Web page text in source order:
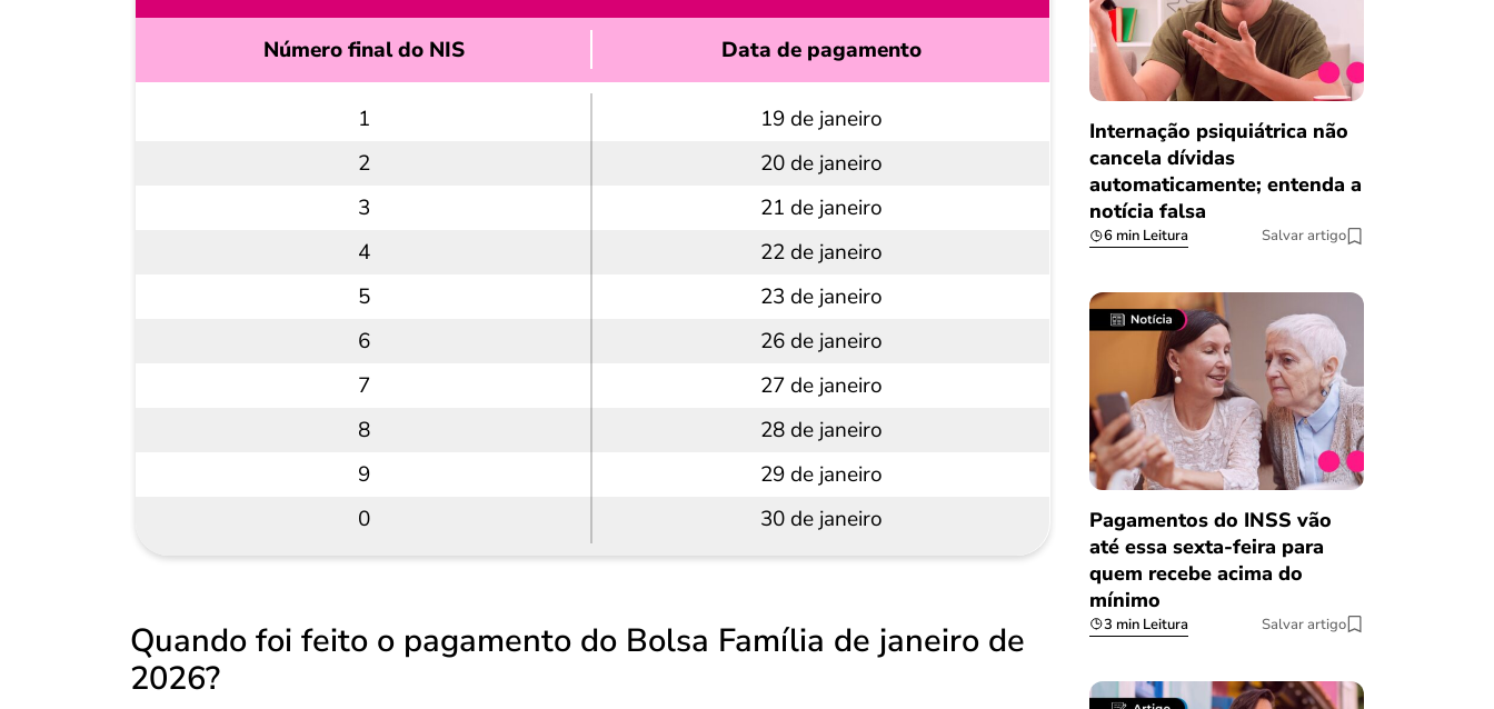
Número final do NIS Data de pagamento
1
19 de janeiro
2
20 de janeiro
3
21 de janeiro
4
22 de janeiro
5
23 de janeiro
6
26 de janeiro
7
27 de janeiro
8
28 de janeiro
9
29 de janeiro
0
30 de janeiro
Quando foi feito o pagamento do Bolsa Família de janeiro de
2026?
Internação psiquiátrica não
cancela dívidas
automaticamente; entenda a
notícia falsa
6 min Leitura Salvar artigo
Pagamentos do INSS vão
até essa sexta-feira para
quem recebe acima do
mínimo
3 min Leitura Salvar artigo